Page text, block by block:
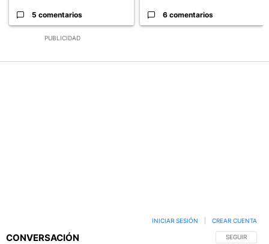
PUBLICIDAD
5 comentarios 6 comentarios
CONVERSACIÓN SIGA ESTA
SEGUIR
INICIAR SESIÓN CREAR CUENTA